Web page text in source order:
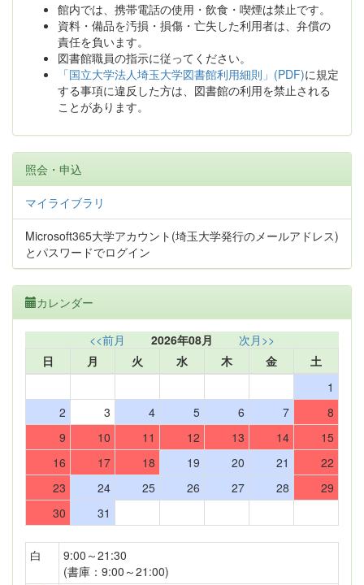
館内では、携帯電話の使用・飲食・喫煙は禁止です。
資料・備品を汚損・損傷・亡失した利用者は、弁償の
責任を負います。
図書館職員の指示に従ってください。
「国立大学法人埼玉大学図書館利用細則」(PDF)に規定
する事項に違反した方は、図書館の利用を禁止される
ことがあります。
照会・申込
マイライブラリ
Microsoft365大学アカウント(埼玉大学発行のメールアドレス)
とパスワードでログイン
カレンダー
<<前月 2026年08月
次月>>
日
月 火 水 木 金
土
1
2
3 4 5 6 7
8
9
10 11 12 13 14
15
16
17 18 19 20 21
22
23
24 25 26 27 28
29
30
31
白
9:00～21:30
(書庫：9:00～21:00)